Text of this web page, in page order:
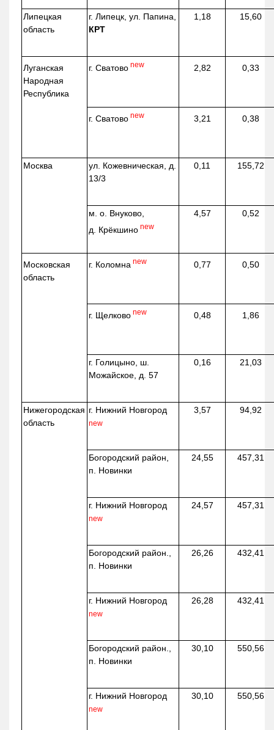
Липецкая
область
г. Липецк, ул. Папина,
КРТ
1,18 15,60
Луганская
Народная
Республика
г. Сватово new 2,82 0,33
г. Сватово new 3,21 0,38
Москва ул. Кожевническая , д.
13/3
0,11 155,72
м. о. Внуково,
д. Крёкшино new
4,57 0,52
Московская
область
г. Коломна new 0,77 0,50
г. Щелково new 0,48 1,86
г. Голицыно, ш.
Можайское, д. 57
0,16 21,03
Нижегородская
область
г. Нижний Новгород
new
3,57 94,92
Богородский район,
п. Новинки
24,55 457,31
г. Нижний Новгород
new
24,57 457,31
Богородский район.,
п. Новинки
26,26 432,41
г. Нижний Новгород
new
26,28 432,41
Богородский район.,
п. Новинки
30,10 550,56
г. Нижний Новгород
new
30,10 550,56